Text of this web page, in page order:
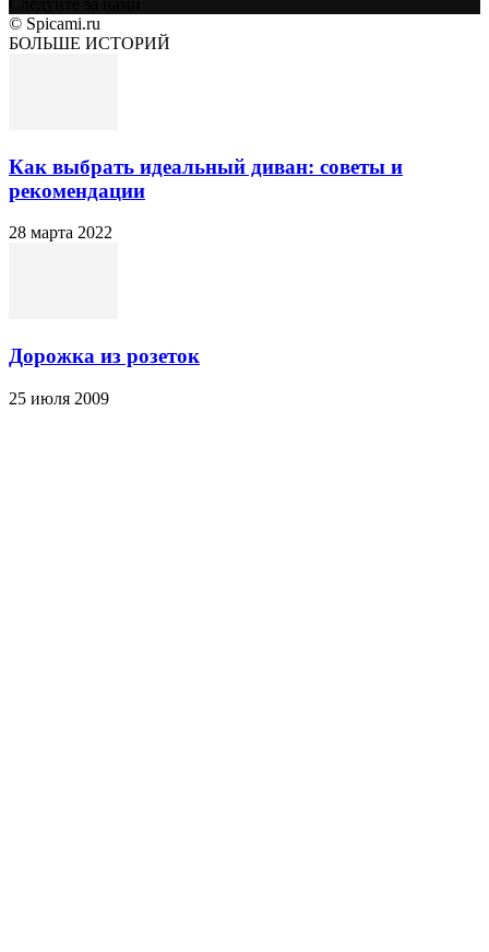
© Spicami.ru
БОЛЬШЕ ИСТОРИЙ
Как выбрать идеальный диван: советы и
рекомендации
28 марта 2022
Дорожка из розеток
25 июля 2009